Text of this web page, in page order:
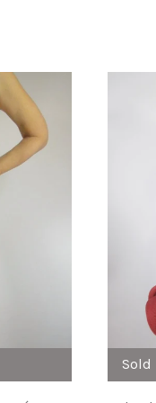
Sold